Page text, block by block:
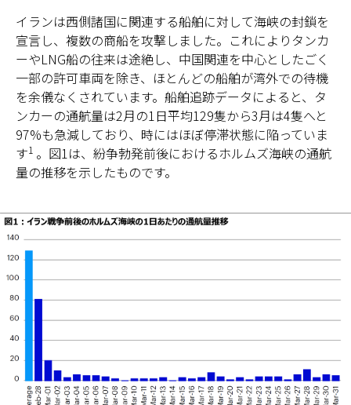
イランは西側諸国に関連する船舶に対して海峡の封鎖を
宣言し、複数の商船を攻撃しました。これによりタンカ
ーやLNG船の往来は途絶し、中国関連を中心としたごく
一部の許可車両を除き、ほとんどの船舶が湾外での待機
を余儀なくされています。船舶追跡データによると、タ
ンカーの通航量は2月の1日平均129隻から3月は4隻へと
97%も急減しており、時にはほぼ停滞状態に陥っていま
す1 。図1は、紛争勃発前後におけるホルムズ海峡の通航
量の推移を示したものです。